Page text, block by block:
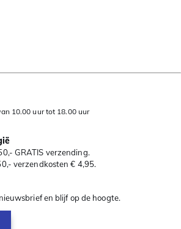
10.00 uur tot 18.00 uur
GRATIS verzending.
verzendkosten € 4,95.
en blijf op de hoogte.